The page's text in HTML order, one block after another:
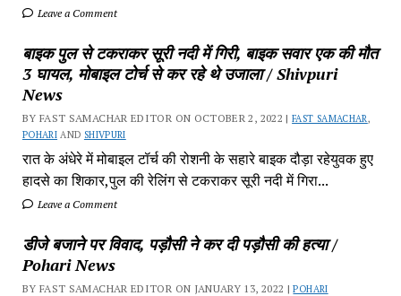
Leave a Comment
बाइक पुल से टकराकर सूरी नदी में गिरी, बाइक सवार एक की मौत
3 घायल, मोबाइल टोर्च से कर रहे थे उजाला / Shivpuri
News
BY FAST SAMACHAR EDITOR ON OCTOBER 2, 2022 |FAST SAMACHAR ,
POHARI AND SHIVPURI
रात के अंधेरे में मोबाइल टॉर्च की रोशनी के सहारे बाइक दौड़ा रहेयुवक हुए
हादसे का शिकार,पुल की रेलिंग से टकराकर सूरी नदी में गिरा...
Leave a Comment
डीजे बजाने पर विवाद, पड़ौसी ने कर दी पड़ौसी की हत्या /
Pohari News
BY FAST SAMACHAR EDITOR ON JANUARY 13, 2022 |POHARI